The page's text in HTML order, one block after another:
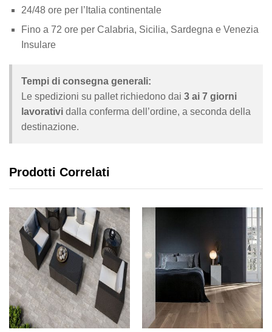
24/48 ore per l’Italia continentale
Fino a 72 ore per Calabria, Sicilia, Sardegna e Venezia
Insulare
Tempi di consegna generali:
Le spedizioni su pallet richiedono dai 3 ai 7 giorni
lavorativi dalla conferma dell’ordine, a seconda della
destinazione.
Prodotti Correlati